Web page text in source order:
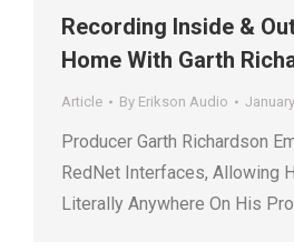
Recording Inside &
Home With Garth
Article By Erikson Audio
Producer Garth Richardson
RedNet Interfaces, Allowing
Literally Anywhere On His